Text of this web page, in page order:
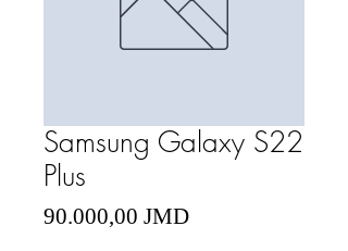
Samsung Galaxy S22
Plus
90.000,00 JMDPrecio